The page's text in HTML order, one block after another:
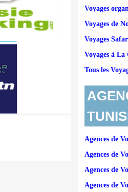
Voyages
Voyages de
Voyages
Voyages à La
Tous les
Agences de
Agences de
Agences de
Agences de